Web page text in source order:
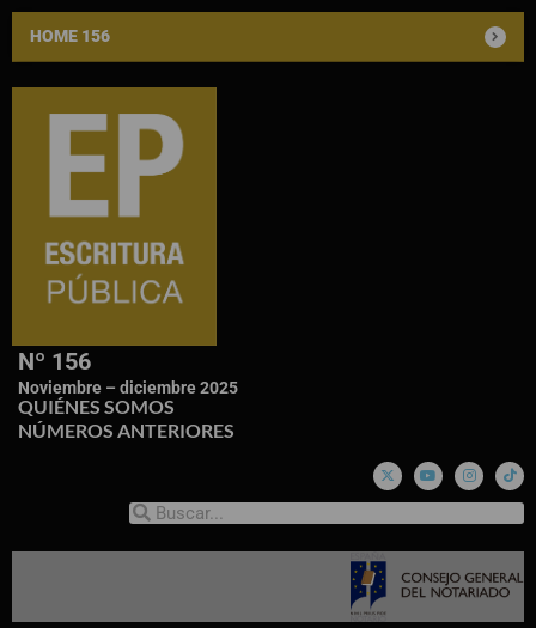
HOME 156
Nº 156
Noviembre – diciembre 2025
QUIÉNES SOMOS
NÚMEROS ANTERIORES